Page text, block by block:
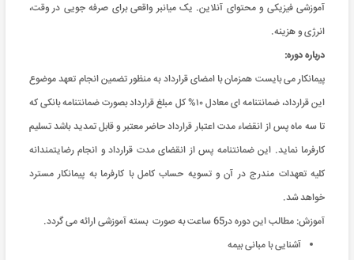
آموزشی فیزیکی و محتوای آنلاین. یک میانبر واقعی برای صرفه جویی در وقت،
انرژی و هزینه.
درباره دوره:
پیمانکار می بایست همزمان با امضای قرارداد به منظور تضمین انجام تعهد موضوع
این قرارداد، ضمانتنامه ای معادل ۱۰% کل مبلغ قرارداد بصورت ضمانتنامه بانکی که
تا سه ماه پس از انقضاء مدت اعتبار قرارداد حاضر معتبر و قابل تمدید باشد تسلیم
کارفرما نماید. این ضمانتنامه پس از انقضای مدت قرارداد و انجام رضایتمندانه
کلیه تعهدات مندرج در آن و تسویه حساب کامل با کارفرما به پیمانکار مسترد
خواهد شد.
آموزش: مطالب این دوره در65 ساعت به صورت بسته آموزشی ارائه می گردد
.
آشنایی با مبانی بیمه